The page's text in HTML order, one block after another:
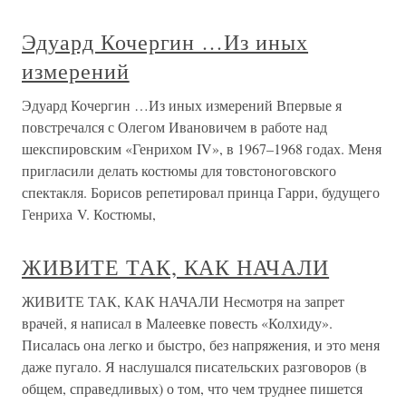
Эдуард Кочергин …Из иных
измерений
Эдуард Кочергин …Из иных измерений Впервые я
повстречался с Олегом Ивановичем в работе над
шекспировским «Генрихом IV», в 1967–1968 годах. Меня
пригласили делать костюмы для товстоноговского
спектакля. Борисов репетировал принца Гарри, будущего
Генриха V. Костюмы,
ЖИВИТЕ ТАК, КАК НАЧАЛИ
ЖИВИТЕ ТАК, КАК НАЧАЛИ Несмотря на запрет
врачей, я написал в Малеевке повесть «Колхиду».
Писалась она легко и быстро, без напряжения, и это меня
даже пугало. Я наслушался писательских разговоров (в
общем, справедливых) о том, что чем труднее пишется